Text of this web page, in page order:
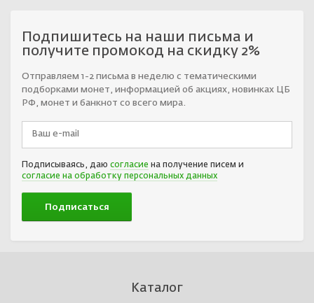
Подпишитесь на наши письма и
получите промокод на скидку 2%
Отправляем 1-2 письма в неделю с тематическими
подборками монет, информацией об акциях, новинках ЦБ
РФ, монет и банкнот со всего мира.
Подписываясь, даю согласие на получение писем и
согласие на обработку персональных данных
Каталог